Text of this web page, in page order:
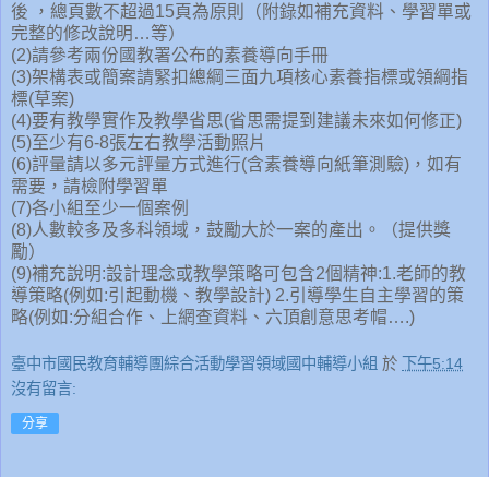
後 ，總頁數不超過15頁為原則（附錄如補充資料、學習單或
完整的修改說明…等）
(2)請參考兩份國教署公布的素養導向手冊
(3)架構表或簡案請緊扣總綱三面九項核心素養指標或領綱指
標(草案)
(4)要有教學實作及教學省思(省思需提到建議未來如何修正)
(5)至少有6-8張左右教學活動照片
(6)評量請以多元評量方式進行(含素養導向紙筆測驗)，如有
需要，請檢附學習單
(7)各小組至少一個案例
(8)人數較多及多科領域，鼓勵大於一案的產出。（提供獎
勵）
(9)補充說明:設計理念或教學策略可包含2個精神:1.老師的教
導策略(例如:引起動機、教學設計) 2.引導學生自主學習的策
略(例如:分組合作、上網查資料、六頂創意思考帽….)
臺中市國民教育輔導團綜合活動學習領域國中輔導小組 於
下午5:14
沒有留言:
分享